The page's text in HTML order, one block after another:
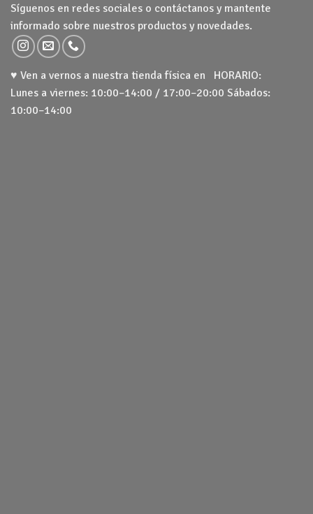
Síguenos en redes sociales o contáctanos y mantente
informado sobre nuestros productos y novedades.
♥ Ven a vernos a nuestra tienda física en HORARIO:
Lunes a viernes: 10:00–14:00 / 17:00–20:00 Sábados:
10:00–14:00